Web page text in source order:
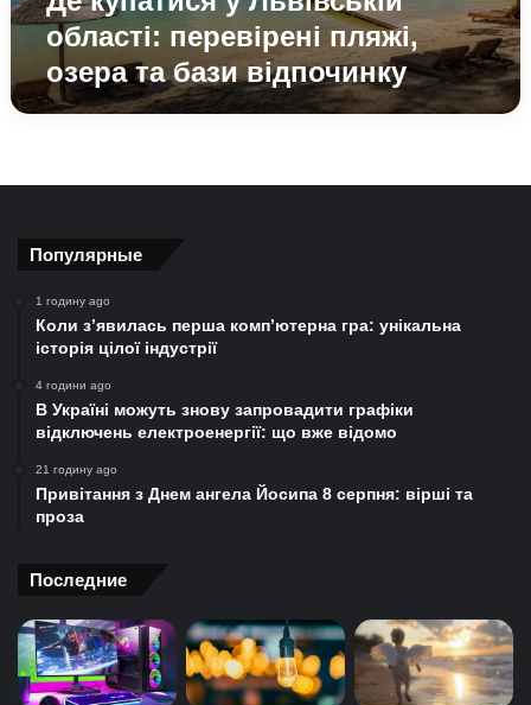
відпочинку
області: перевірені пляжі,
озера та бази відпочинку
Популярные
1 годину ago
Коли з’явилась перша комп’ютерна гра: унікальна
історія цілої індустрії
4 години ago
В Україні можуть знову запровадити графіки
відключень електроенергії: що вже відомо
21 годину ago
Привітання з Днем ангела Йосипа 8 серпня: вірші та
проза
Последние